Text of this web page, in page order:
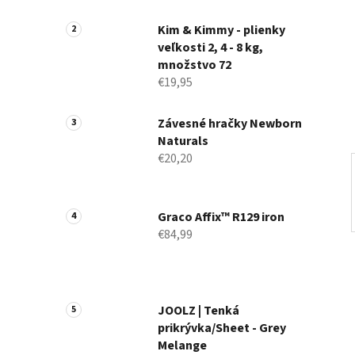
n
Kim & Kimmy - plienky
veľkosti 2, 4 - 8 kg,
množstvo 72
€19,95
Závesné hračky Newborn
Naturals
€20,20
Graco Affix™ R129 iron
€84,99
JOOLZ | Tenká
prikrývka/Sheet - Grey
Melange